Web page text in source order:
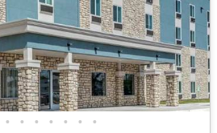
• • • • • • •